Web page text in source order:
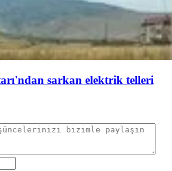
sarkan elektrik telleri